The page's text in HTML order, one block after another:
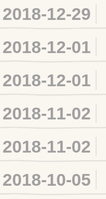
2018-12-29
2018-12-01
2018-12-01
2018-11-02
2018-11-02
2018-10-05